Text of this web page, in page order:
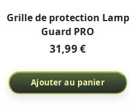
Grille de protection Lamp
Guard PRO
31,99 €
Ajouter au panier